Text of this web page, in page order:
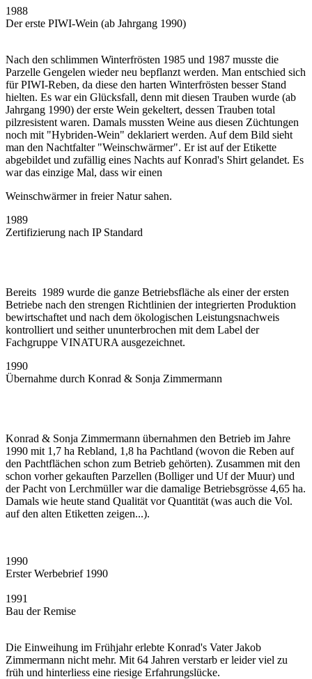
1988
Der erste PIWI-Wein (ab Jahrgang 1990)
Nach den schlimmen Winterfrösten 1985 und 1987 musste die
Parzelle Gengelen wieder neu bepflanzt werden. Man entschied sich
für PIWI-Reben, da diese den harten Winterfrösten besser Stand
hielten. Es war ein Glücksfall, denn mit diesen Trauben wurde (ab
Jahrgang 1990) der erste Wein gekeltert, dessen Trauben total
pilzresistent waren. Damals mussten Weine aus diesen Züchtungen
noch mit "Hybriden-Wein" deklariert werden. Auf dem Bild sieht
man den Nachtfalter "Weinschwärmer". Er ist auf der Etikette
abgebildet und zufällig eines Nachts auf Konrad's Shirt gelandet. Es
war das einzige Mal, dass wir einen
Weinschwärmer in freier Natur sahen.
1989
Zertifizierung nach IP Standard
Bereits 1989 wurde die ganze Betriebsfläche als einer der ersten
Betriebe nach den strengen Richtlinien der integrierten Produktion
bewirtschaftet und nach dem ökologischen Leistungsnachweis
kontrolliert und seither ununterbrochen mit dem Label der
Fachgruppe VINATURA ausgezeichnet.
1990
Übernahme durch Konrad & Sonja Zimmermann
Konrad & Sonja Zimmermann übernahmen den Betrieb im Jahre
1990 mit 1,7 ha Rebland, 1,8 ha Pachtland (wovon die Reben auf
den Pachtflächen schon zum Betrieb gehörten). Zusammen mit den
schon vorher gekauften Parzellen (Bolliger und Uf der Muur) und
der Pacht von Lerchmüller war die damalige Betriebsgrösse 4,65 ha.
Damals wie heute stand Qualität vor Quantität (was auch die Vol.
auf den alten Etiketten zeigen...).
1990
Erster Werbebrief 1990
1991
Bau der Remise
Die Einweihung im Frühjahr erlebte Konrad's Vater Jakob
Zimmermann nicht mehr. Mit 64 Jahren verstarb er leider viel zu
früh und hinterliess eine riesige Erfahrungslücke.